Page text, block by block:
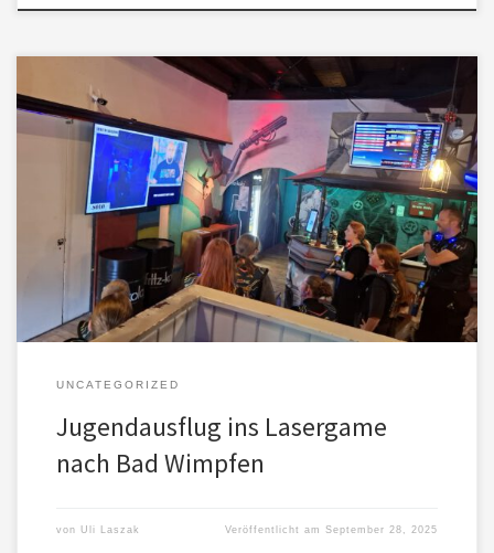
UNCATEGORIZED
Jugendausflug ins Lasergame
nach Bad Wimpfen
von Uli Laszak Veröffentlicht amSeptember 28, 2025